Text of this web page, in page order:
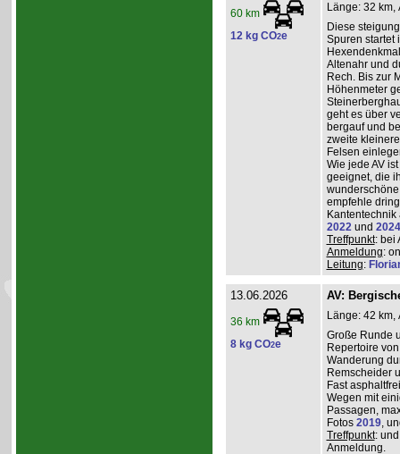
60 km
12 kg CO2e
Länge: 32 km,
Diese
Spuren startet
Altenahr und
Rech. Bis zur
Höhenmeter
geht es über
bergauf und
zweite
Felsen
Wie jede AV
geeignet, die
empfehle
2022und 2024
Treffpunkt: bei
Anmeldung:
Leitung:
13.06.2026
36 km
8 kg CO2e
AV:
Länge: 42 km,
Große Runde
Repertoire
Wanderung
Remscheider
Fast
Wegen mit
Passagen,
Fotos 2019,
Treffpunkt:
Anmeldung.